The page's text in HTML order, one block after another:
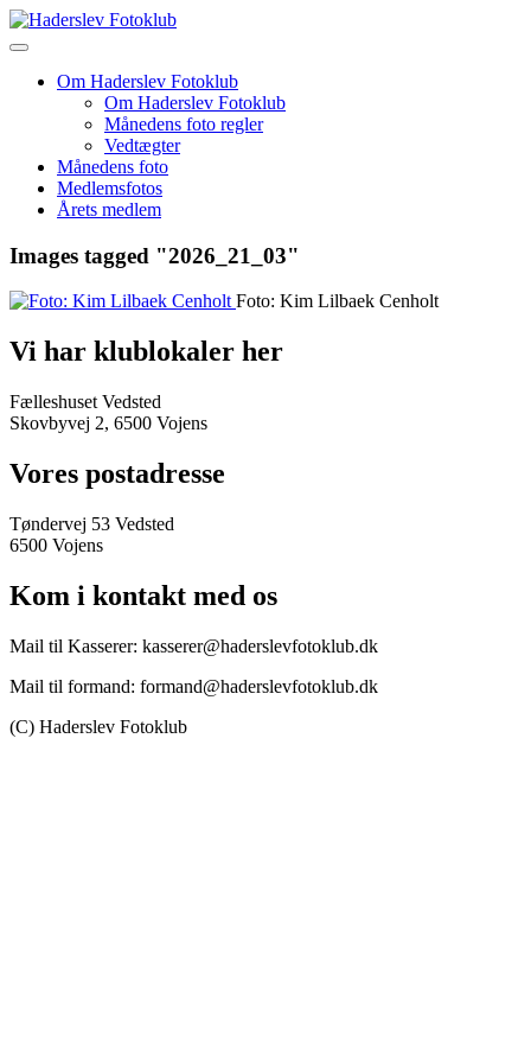
Skip
to
Om Haderslev Fotoklub
Om Haderslev Fotoklub
Månedens foto regler
Vedtægter
Månedens foto
Medlemsfotos
Årets medlem
Images tagged "2026_21_03"
Foto: Kim Lilbaek Cenholt
Vi har klublokaler her
Fælleshuset Vedsted
Skovbyvej 2, 6500 Vojens
Vores postadresse
Tøndervej 53 Vedsted
6500 Vojens
Kom i kontakt med os
Mail til Kasserer: kasserer@haderslevfotoklub.dk
Mail til formand: formand@haderslevfotoklub.dk
(C) Haderslev Fotoklub